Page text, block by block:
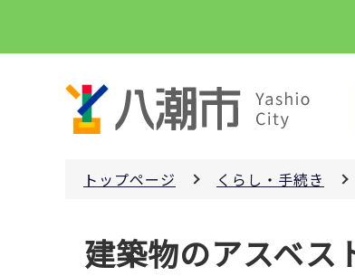
ペ
トップページ くらし・手続き
建築物のアスベス